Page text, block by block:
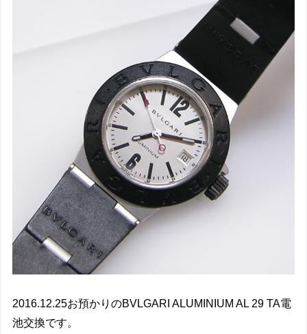
2016.12.25お預かりのBVLGARI ALUMINIUM AL 29 TA電
池交換です。